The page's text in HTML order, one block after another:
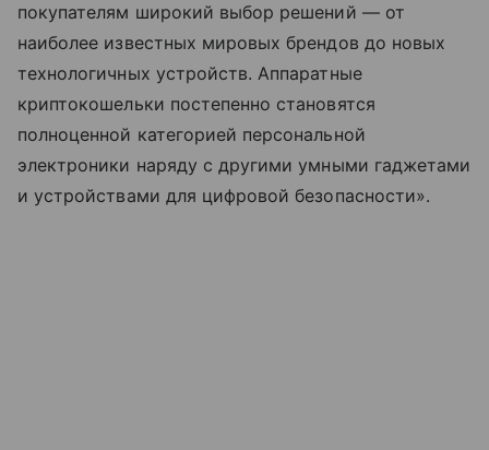
покупателям широкий выбор решений — от
наиболее известных мировых брендов до новых
технологичных устройств. Аппаратные
криптокошельки постепенно становятся
полноценной категорией персональной
электроники наряду с другими умными гаджетами
и устройствами для цифровой безопасности».